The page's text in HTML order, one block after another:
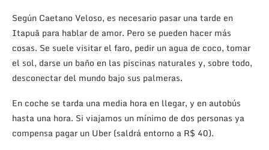
Según Caetano Veloso, es necesario pasar una tarde en
Itapuã para hablar de amor. Pero se pueden hacer más
cosas. Se suele visitar el faro, pedir un agua de coco, tomar
el sol, darse un baño en las piscinas naturales y, sobre todo,
desconectar del mundo bajo sus palmeras.
En coche se tarda una media hora en llegar, y en autobús
hasta una hora. Si viajamos un mínimo de dos personas ya
compensa pagar un Uber (saldrá entorno a R$ 40).